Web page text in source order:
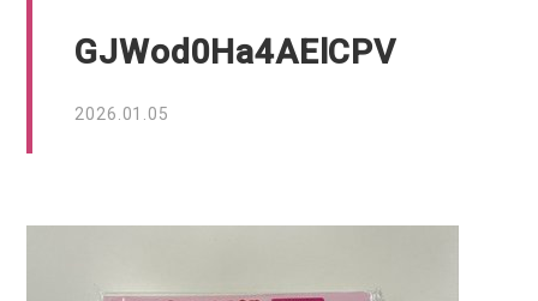
GJWod0Ha4AElCPV
2026.01.05